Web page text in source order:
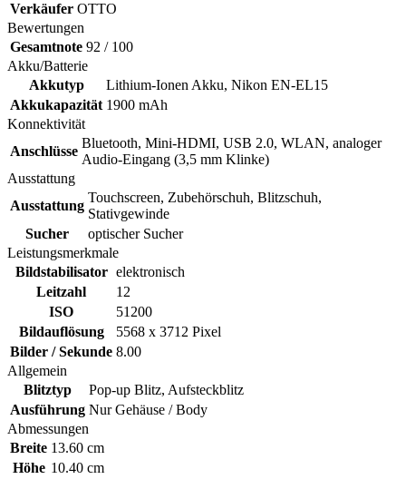
Verkäufer OTTO
Bewertungen
Gesamtnote 92 / 100
Akku/Batterie
Akkutyp
Lithium-Ionen Akku, Nikon EN-EL15
Akkukapazität 1900 mAh
Konnektivität
Anschlüsse
Bluetooth, Mini-HDMI, USB 2.0, WLAN, analoger
Audio-Eingang (3,5 mm Klinke)
Ausstattung
Ausstattung
Touchscreen, Zubehörschuh, Blitzschuh,
Stativgewinde
Sucher
optischer Sucher
Leistungsmerkmale
Bildstabilisator elektronisch
Leitzahl
12
ISO
51200
Bildauflösung
5568 x 3712 Pixel
Bilder / Sekunde 8.00
Allgemein
Blitztyp
Pop-up Blitz, Aufsteckblitz
Ausführung Nur Gehäuse / Body
Abmessungen
Breite 13.60 cm
Höhe 10.40 cm